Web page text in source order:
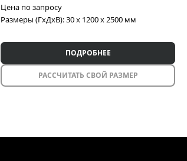
Цена по запросу
Размеры (ГxДxВ): 30 x 1200 x 2500 мм
ПОДРОБНЕЕ
РАССЧИТАТЬ СВОЙ РАЗМЕР